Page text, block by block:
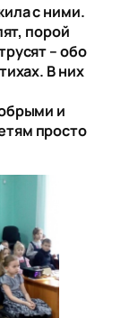
с ними.
порой
– обо
В них
и
просто